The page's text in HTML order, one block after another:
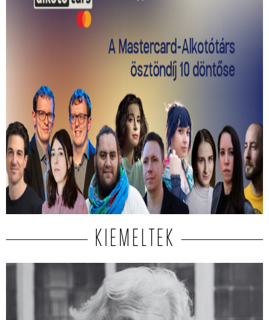
Kiválasztották a 2026-os Mastercard -
Alkotótárs ösztöndíj 10 döntősét!
Közülük kerül ki a két győztes.
KIEMELTEK